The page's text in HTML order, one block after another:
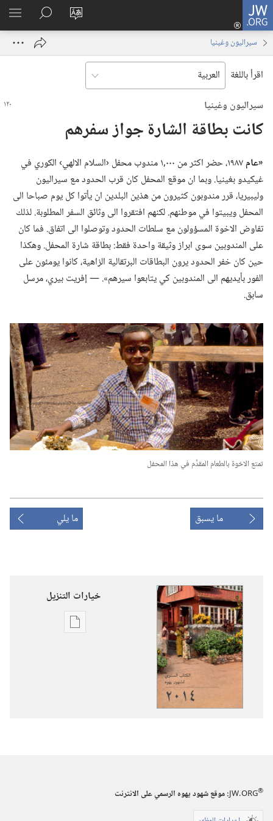
JW.ORG
تغيير
الموقع
تسجيل
الدخول
نافذة
البحث
في
JW.‎ORG
سيراليون وغينيا
اقرأ باللغة
سيراليون وغينيا
كانت بطاقة الشارة جواز سفرهم
‏«عام
١٩٨٧،‏ حضر اكثر من ٠٠٠‏,١ مندوب محفل ‹السلام الالهي› الكوري في
غيكيدو بغينيا.‏ وبما ان موقع المحفل كان قرب الحدود مع سيراليون
وليبيريا،‏ قرر مندوبون كثيرون من هذين البلدين ان يأتوا كل يوم صباحا الى
المحفل ويبيتوا في موطنهم.‏ لكنهم افتقروا الى وثائق السفر المطلوبة.‏ لذلك
تفاوض الاخوة المسؤولون مع سلطات الحدود وتوصلوا الى اتفاق.‏ فما كان
على المندوبين سوى ابراز وثيقة واحدة فقط:‏ بطاقة شارة المحفل.‏ وهكذا
حين كان خفر الحدود يرون البطاقات البرتقالية الزاهية،‏ كانوا يومئون على
الفور بأيديهم الى المندوبين كي يتابعوا سيرهم».‏ —‏ إفريت بيري،‏ مرسل
سابق.‏
تمتع الاخوة بالطعام المقدَّم في هذا المحفل
ما يسبق ما يلي
خيارات التنزيل
خيارات
JW.ORG®
:‏ موقع شهود يهوه الرسمي على الانترنت